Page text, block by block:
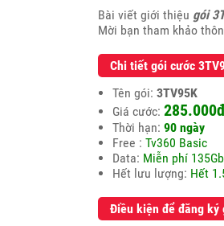
Bài viết giới thiệu gói
Mời bạn tham khảo
Chi tiết gói cước
Tên gói: 3TV95K
Giá cước:
Thời hạn: 90 ngày
Free : Tv360 Basic
Data: Miễn phí
Hết lưu lượng: Hết
Điều kiện để đăng ký